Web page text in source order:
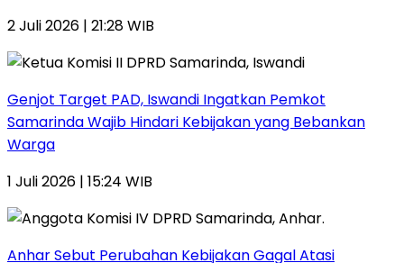
2 Juli 2026 | 21:28 WIB
Genjot Target PAD, Iswandi Ingatkan Pemkot
Samarinda Wajib Hindari Kebijakan yang Bebankan
Warga
1 Juli 2026 | 15:24 WIB
Anhar Sebut Perubahan Kebijakan Gagal Atasi